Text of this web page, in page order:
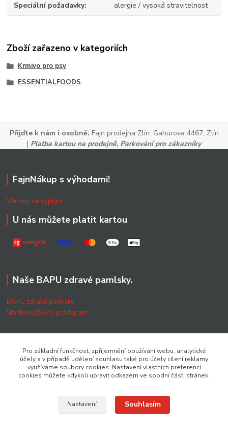
Speciální požadavky alergie / vysoká stravitelnost
Zboží zařazeno v kategoriích
Krmivo pro psy
ESSENTIALFOODS
Přijďte k nám i osobně: Fajn prodejna Zlín: Gahurova 4467, Zlín
| Platba kartou na prodejně, Parkování pro zákazníky
FajnNákup s výhodami!
Věrnost se vyplácí.
U nás můžete platit kartou
Naše BAPU zdravé pamlsky.
BAPU zdravé pamlsky
Staňte se BAPU prodejcem
O nás
Naše filozofie
Kontakty a FajnProdejny
Pro základní funkčnost, zpříjemnění používání webu, analytické
účely a v případě udělení souhlasu také pro účely cílení reklamy
využíváme soubory cookies. Nastavení vlastních preferencí
cookies můžete kdykoli upravit odkazem ve spodní části stránek.
Nastavení Souhlasím